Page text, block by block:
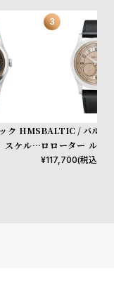
ク HMS
スケルト
ザーベ
BALTIC / バルチ
ロローター ルー
モン / ブラックサ
¥117,700(税込)